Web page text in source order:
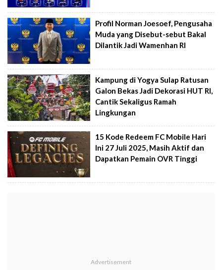
Profil Norman Joesoef, Pengusaha
Muda yang Disebut-sebut Bakal
Dilantik Jadi Wamenhan RI
Kampung di Yogya Sulap Ratusan
Galon Bekas Jadi Dekorasi HUT RI,
Cantik Sekaligus Ramah
Lingkungan
15 Kode Redeem FC Mobile Hari
Ini 27 Juli 2025, Masih Aktif dan
Dapatkan Pemain OVR Tinggi